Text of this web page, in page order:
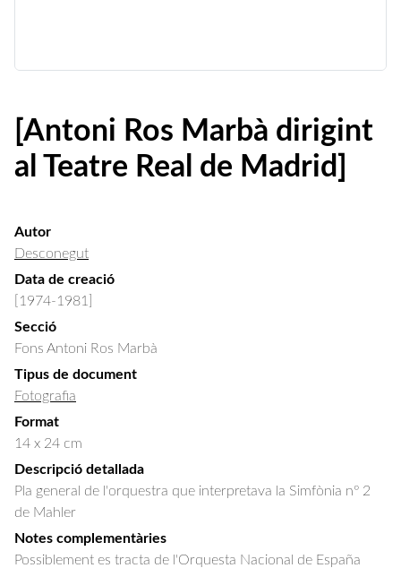
[Antoni Ros Marbà dirigint
al Teatre Real de Madrid]
Autor
Desconegut
Data de creació
[1974-1981]
Secció
Fons Antoni Ros Marbà
Tipus de document
Fotografia
Format
14 x 24 cm
Descripció detallada
Pla general de l'orquestra que interpretava la Simfònia nº 2
de Mahler
Notes complementàries
Possiblement es tracta de l'Orquesta Nacional de España